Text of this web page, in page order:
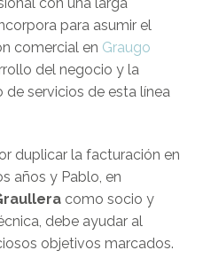
para asumir el
comercial en Graugo
del negocio y la
servicios de esta línea
duplicar la facturación en
años y Pablo, en
como socio y
debe ayudar al
objetivos marcados.